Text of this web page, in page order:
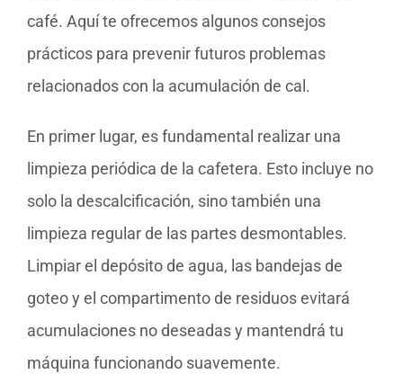
café. Aquí te ofrecemos algunos consejos
prácticos para prevenir futuros problemas
relacionados con la acumulación de cal.
En primer lugar, es fundamental realizar una
limpieza periódica de la cafetera. Esto incluye no
solo la descalcificación, sino también una
limpieza regular de las partes desmontables.
Limpiar el depósito de agua, las bandejas de
goteo y el compartimento de residuos evitará
acumulaciones no deseadas y mantendrá tu
máquina funcionando suavemente.